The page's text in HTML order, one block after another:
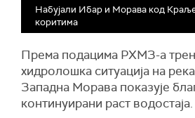
Набујали Ибар и Морава код
коритима
Према подацима РХМЗ-а
хидролошка ситуација на
Западна Морава показује
континуирани раст водостаја.